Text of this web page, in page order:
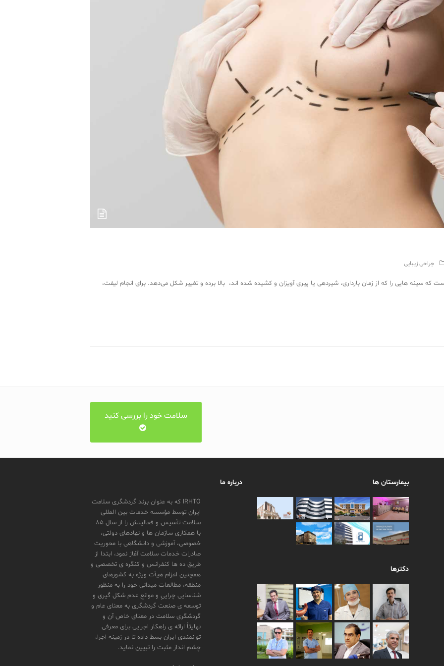
جراحی زیبایی
سینه هایی را که از زمان بارداری، شیردهی یا پیری آویزان و کشیده شده اند، بالا برده و تغییر شکل می‌دهد. برای انجام لیفت،
سلامت خود را بررسی کنید
بیمارستان ها
دکترها
درباره ما
IRHTO که به عنوان برند گردشگری سلامت
ایران توسط مؤسسه خدمات بین المللی
سلامت تأسیس و فعالیتش را از سال ۸۵
با همکاری سازمان ها و نهادهای دولتی،
خصوصی، آموزشی و دانشگاهی با محوریت
صادرات خدمات سلامت آغاز نمود، ابتدا از
طریق ده ها کنفرانس و کنگره ی تخصصی و
همچنین اعزام هیأت ویژه به کشورهای
منطقه، مطالعات میدانی خود را به منظور
شناسایی چراییِ و موانع عدم شکل گیری و
توسعه ی صنعت گردشگری به معنای عام و
گردشگری سلامت در معنای خاص آن و
نهایتاً ارائه ی راهکار اجرایی برای معرفی
توانمندی ایران بسط داده تا در زمینه اجرا،
چشم انداز مثبت را تبیین نماید.